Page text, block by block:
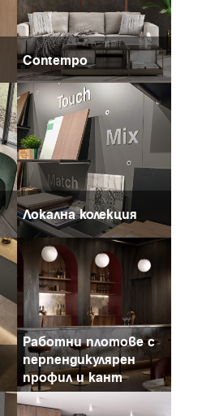
Contempo
Локална колекция
Работни плотове с
перпендикулярен
профил и кант